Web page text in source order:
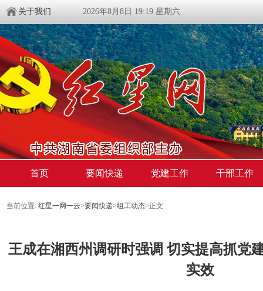
关于我们 2026年8月8日 19:19 星期六
首页 要闻快递 党建工作 干部工作
当前位置: 红星一网一云>要闻快递>组工动态>正文
王成在湘西州调研时强调 切实提高抓党
实效